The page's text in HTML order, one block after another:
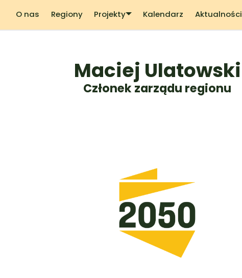
O nas Regiony Projekty Kalendarz Aktualności
Maciej Ulatowski
Członek zarządu regionu